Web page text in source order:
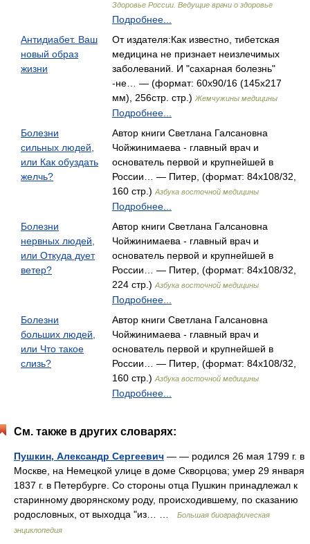
Здоровье России. Ведущие врачи о здоровье
Подробнее...
Антидиабет. Ваш
новый образ
жизни
От издателя:Как известно, тибетская
медицина не признает неизлечимых
заболеваний. И "сахарная болезнь"
-не… — (формат: 60x90/16 (145х217
мм), 256стр. стр.) Жемчужины медицины
Подробнее...
Болезни
сильных людей,
или Как обуздать
желчь?
Автор книги Светлана Галсановна
Чойжинимаева - главный врач и
основатель первой и крупнейшей в
России… — Питер, (формат: 84x108/32,
160 стр.) Азбука восточной медицины
Подробнее...
Болезни
нервных людей,
или Откуда дует
ветер?
Автор книги Светлана Галсановна
Чойжинимаева - главный врач и
основатель первой и крупнейшей в
России… — Питер, (формат: 84x108/32,
224 стр.) Азбука восточной медицины
Подробнее...
Болезни
больших людей,
или Что такое
слизь?
Автор книги Светлана Галсановна
Чойжинимаева - главный врач и
основатель первой и крупнейшей в
России… — Питер, (формат: 84x108/32,
160 стр.) Азбука восточной медицины
Подробнее...
См. также в других словарях:
Пушкин, Александр Сергеевич — — родился 26 мая 1799 г. в
Москве, на Немецкой улице в доме Скворцова; умер 29 января
1837 г. в Петербурге. Со стороны отца Пушкин принадлежал к
старинному дворянскому роду, происходившему, по сказанию
родословных, от выходца "из… …
Большая биографическая
энциклопедия